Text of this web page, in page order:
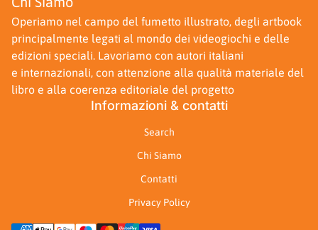
Operiamo nel campo del fumetto illustrato, degli artbook
principalmente legati al mondo dei videogiochi e delle
edizioni speciali. Lavoriamo con autori italiani
e internazionali, con attenzione alla qualità materiale del
libro e alla coerenza editoriale del progetto
Informazioni & contatti
Search
Chi Siamo
Contatti
Privacy Policy